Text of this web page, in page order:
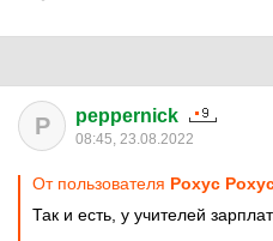
P peppernick
08:45, 23.08.2022
От пользователя Рохус
Так и есть, у учителей